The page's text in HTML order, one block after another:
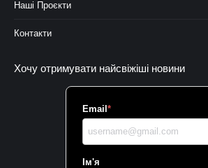
Наші Проєкти
Контакти
Хочу отримувати найсвіжіші новини
Email *
Ім'я